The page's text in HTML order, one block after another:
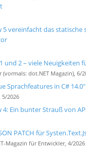
5 vereinfacht das statische
und 2 – viele Neuigkeiten
dot.NET Magazin), 6/
Sprachfeatures in C# 14.0"
5/2026
4: Ein bunter Strauß von
PATCH für
Magazin für Entwickler, 4/2026